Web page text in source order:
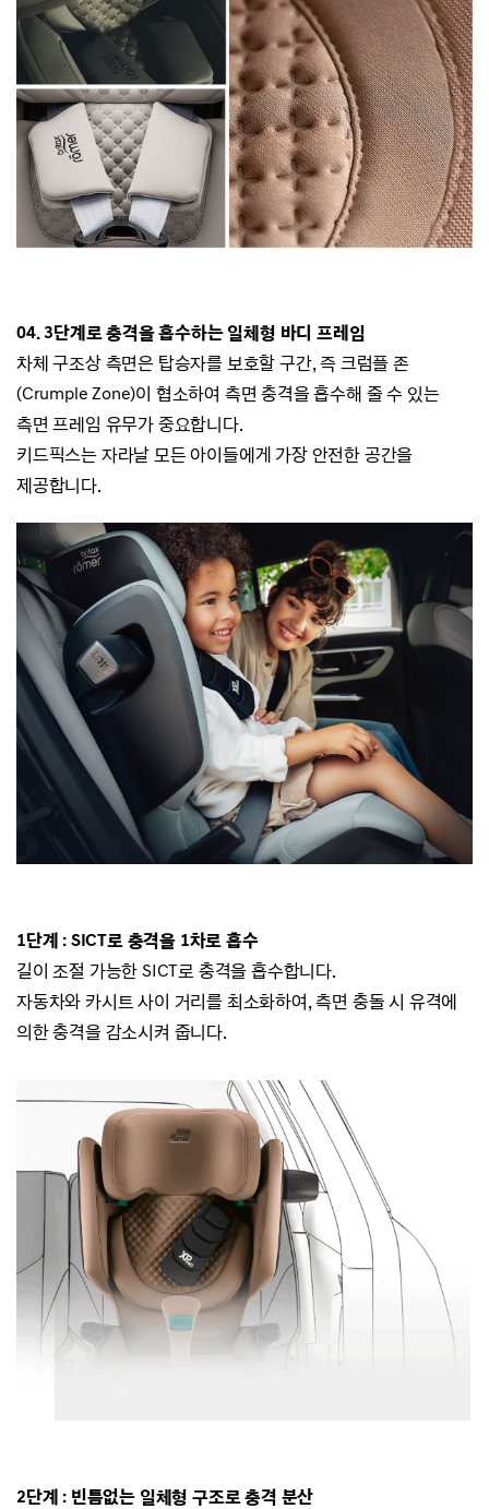
04. 3단계로 충격을 흡수하는 일체형 바디 프레임
차체 구조상 측면은 탑승자를 보호할 구간, 즉 크럼플 존
(Crumple Zone)이 협소하여 측면 충격을 흡수해 줄 수 있는
측면 프레임 유무가 중요합니다.
키드픽스는 자라날 모든 아이들에게 가장 안전한 공간을
제공합니다.
1단계 : SICT로 충격을 1차로 흡수
길이 조절 가능한 SICT로 충격을 흡수합니다.
자동차와 카시트 사이 거리를 최소화하여,측면 충돌 시 유격에
의한 충격을 감소시켜 줍니다.
2단계 : 빈틈없는 일체형 구조로 충격 분산